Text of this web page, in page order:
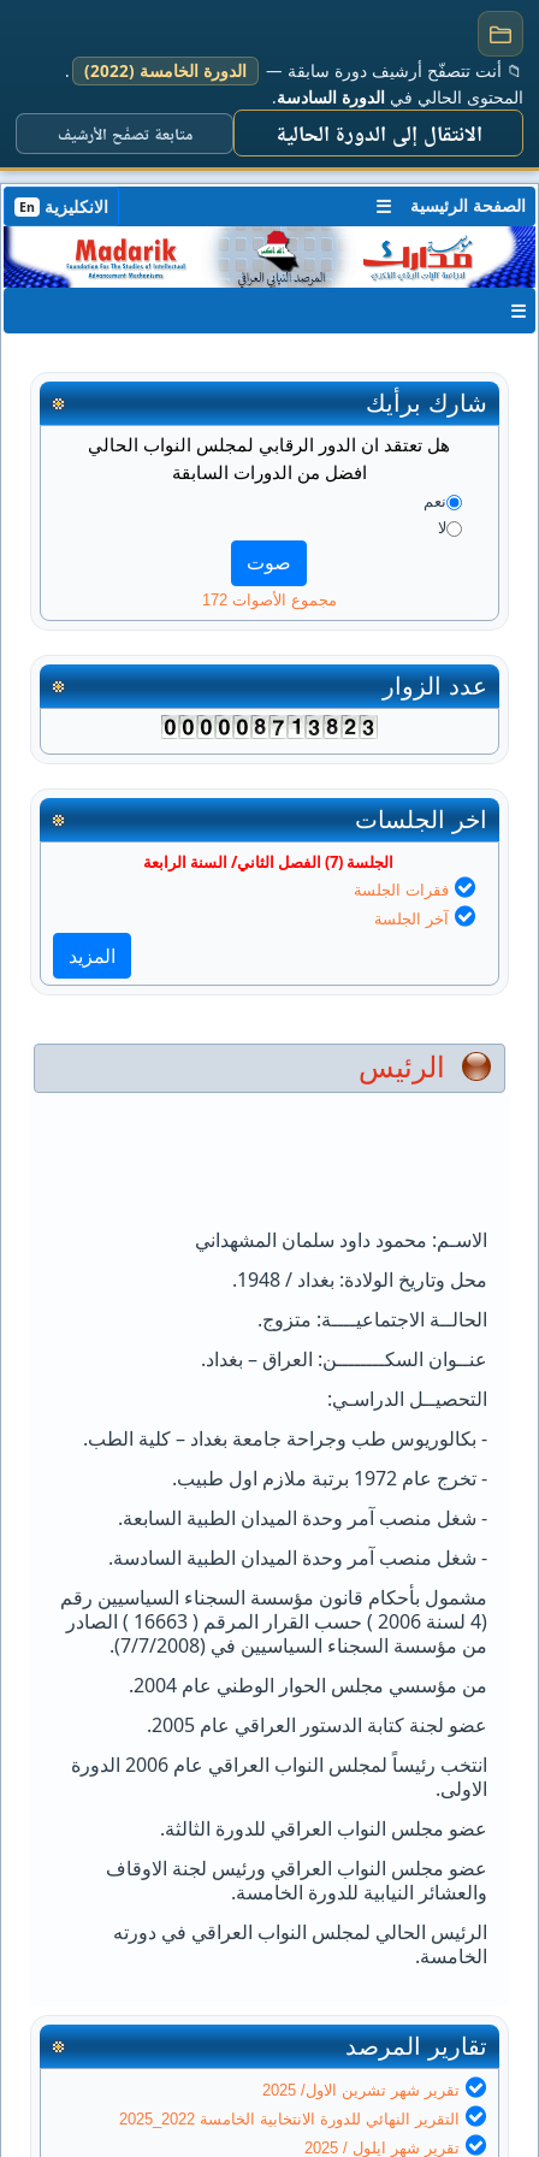
📁 أنت تتصفّح أرشيف دورة سابقة — الدورة الخامسة (2022)
.
المحتوى الحالي في الدورة السادسة.
الانتقال إلى الدورة الحالية متابعة تصفّح الأرشيف
الصفحة الرئيسية ☰ الانكليزية En
☰
شارك برأيك
هل تعتقد ان الدور الرقابي لمجلس النواب الحالي
افضل من الدورات السابقة
نعم
لا
مجموع الأصوات 172
عدد الزوار
اخر الجلسات
الجلسة (7) الفصل الثاني/ السنة الرابعة
فقرات الجلسة
آخر الجلسة
المزيد
الرئيس
الاسـم: محمود داود سلمان المشهداني
محل وتاريخ الولادة: بغداد / 1948.
الحالــة الاجتماعيــــة: متزوج.
عنــوان السكــــــــن: العراق – بغداد.
التحصيــل الدراسـي:
- بكالوريوس طب وجراحة جامعة بغداد – كلية الطب.
- تخرج عام 1972 برتبة ملازم اول طبيب.
- شغل منصب آمر وحدة الميدان الطبية السابعة.
- شغل منصب آمر وحدة الميدان الطبية السادسة.
مشمول بأحكام قانون مؤسسة السجناء السياسيين رقم
(4 لسنة 2006 ) حسب القرار المرقم ( 16663 ) الصادر
من مؤسسة السجناء السياسيين في (7/7/2008).
من مؤسسي مجلس الحوار الوطني عام 2004.
عضو لجنة كتابة الدستور العراقي عام 2005.
انتخب رئيساً لمجلس النواب العراقي عام 2006 الدورة
الاولى.
عضو مجلس النواب العراقي للدورة الثالثة.
عضو مجلس النواب العراقي ورئيس لجنة الاوقاف
والعشائر النيابية للدورة الخامسة.
الرئيس الحالي لمجلس النواب العراقي في دورته
الخامسة.
تقارير المرصد
تقرير شهر تشرين الاول/ 2025
التقرير النهائي للدورة الانتخابية الخامسة 2022_2025
تقرير شهر ايلول / 2025